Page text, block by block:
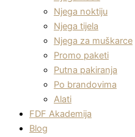
Njega noktiju
Njega tijela
Njega za muškarce
Promo paketi
Putna pakiranja
Po brandovima
Alati
FDF Akademija
Blog